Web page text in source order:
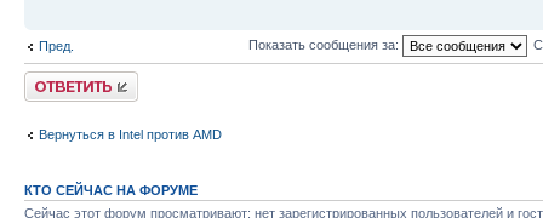
Пред. Показать сообщения за:
Ответить
Вернуться в Intel против AMD
КТО СЕЙЧАС НА ФОРУМЕ
Сейчас этот форум просматривают: нет зарегистрированных пользователей и